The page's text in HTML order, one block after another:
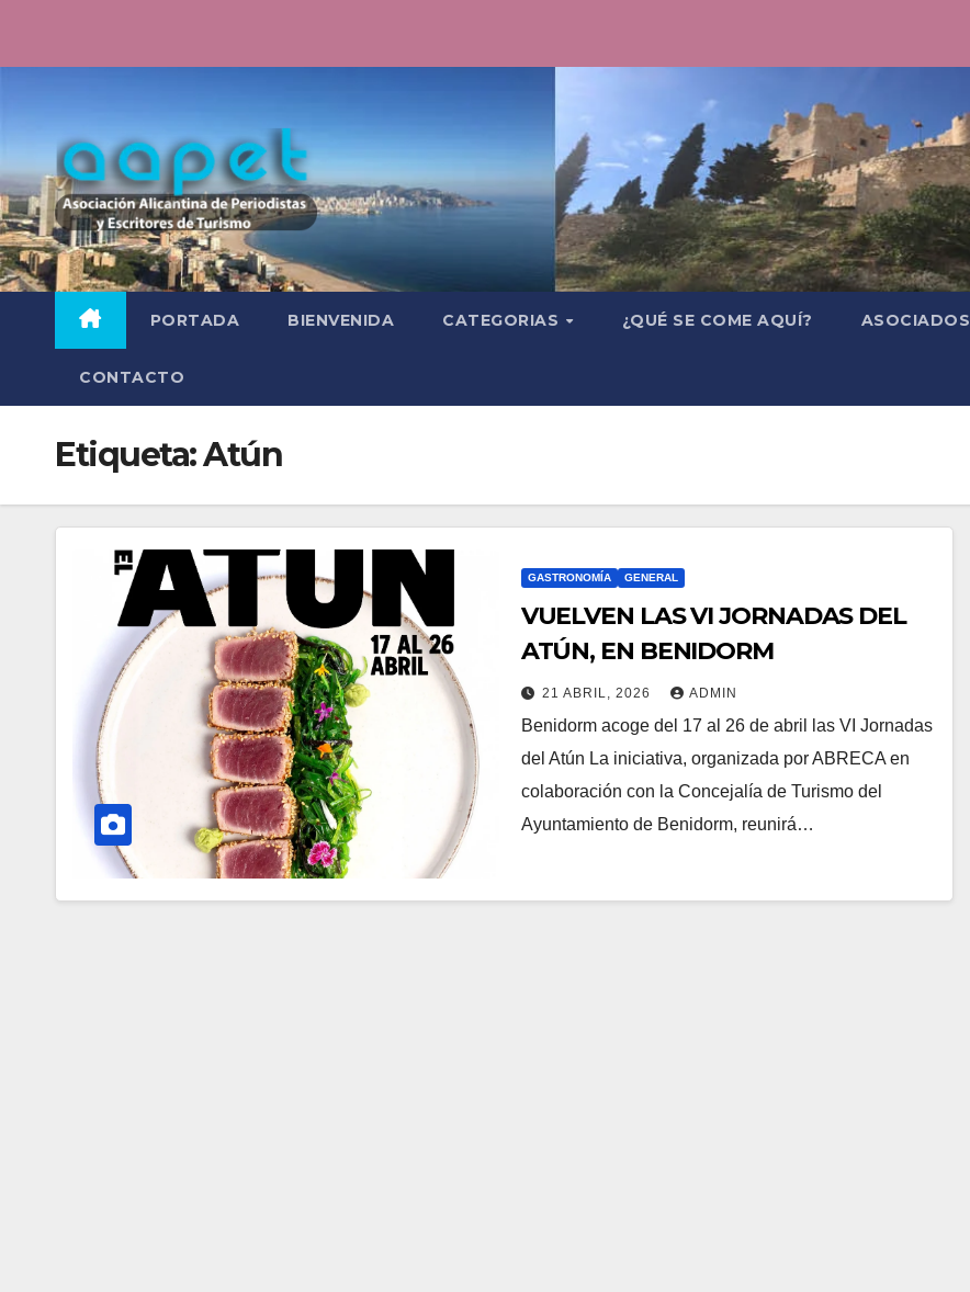
PORTADA BIENVENIDA CATEGORIAS ¿QUÉ SE COME AQUÍ? ASOCIADOS
CONTACTO
Etiqueta:Atún
GASTRONOMÍA GENERAL
VUELVEN LAS VI JORNADAS DEL
ATÚN, EN BENIDORM
21 ABRIL, 2026 ADMIN
Benidorm acoge del 17 al 26 de abril las VI Jornadas
del Atún La iniciativa, organizada por ABRECA en
colaboración con la Concejalía de Turismo del
Ayuntamiento de Benidorm, reunirá…